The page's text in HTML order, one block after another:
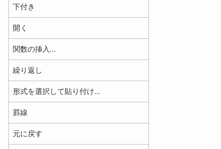
下付き
開く
関数の挿入...
繰り返し
形式を選択して貼り付け...
罫線
元に戻す